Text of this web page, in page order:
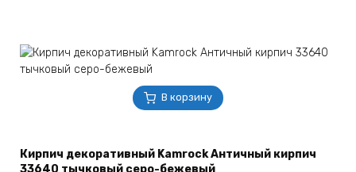
В корзину
Кирпич декоративный Kamrock Античный кирпич
33640 тычковый серо-бежевый